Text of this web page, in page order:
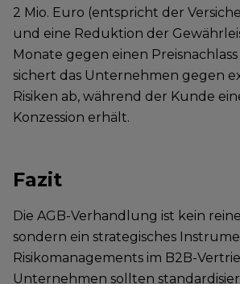
2 Mio. Euro (entspricht der
und eine Reduktion der
Monate gegen einen Preisnachlass
sichert das Unternehmen gegen
Risiken ab, während der Kunde
Konzession erhält.
Fazit
Die AGB-Verhandlung ist kein
sondern ein strategisches
Risikomanagements im B2B-
Unternehmen sollten